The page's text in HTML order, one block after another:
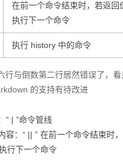
在前一个命令结束时，若返回
执行下一个命令
执行 history 中的命令
行与倒数第二行居然错误了，
的支持有待改进
“ | ”命令管线
容：“ || ” 在前一个命令结束时
行下一个命令